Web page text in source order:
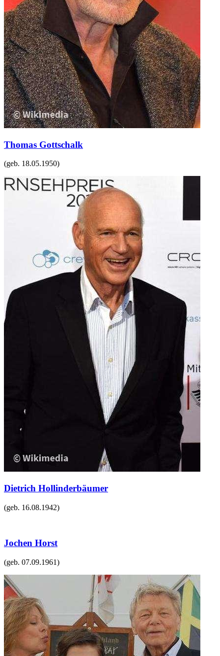
Thomas Gottschalk
(geb. 18.05.1950)
Dietrich Hollinderbäumer
(geb. 16.08.1942)
Jochen Horst
(geb. 07.09.1961)